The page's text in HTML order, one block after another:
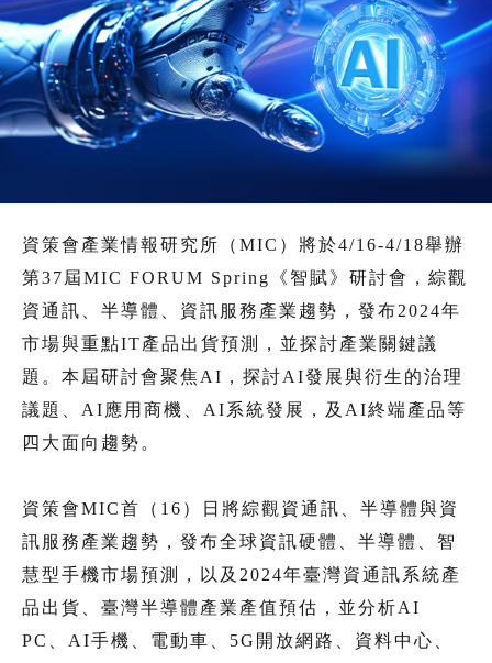
資策會產業情報研究所（MIC）將於4/16-4/18舉辦
第37屆MIC FORUM Spring《智賦》研討會，綜觀
資通訊、半導體、資訊服務產業趨勢，發布2024年
市場與重點IT產品出貨預測，並探討產業關鍵議
題。本屆研討會聚焦AI，探討AI發展與衍生的治理
議題、AI應用商機、AI系統發展，及AI終端產品等
四大面向趨勢。
資策會MIC首（16）日將綜觀資通訊、半導體與資
訊服務產業趨勢，發布全球資訊硬體、半導體、智
慧型手機市場預測，以及2024年臺灣資通訊系統產
品出貨、臺灣半導體產業產值預估，並分析AI
PC、AI手機、電動車、5G開放網路、資料中心、